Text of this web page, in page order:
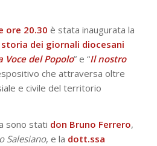
ore 20.30 è stata inaugurata la
dei giornali diocesani
Voce del Popolo” e “Il nostro
che attraversa oltre
e civile del territorio
sono stati don Bruno Ferrero,
Salesiano, e la dott.ssa